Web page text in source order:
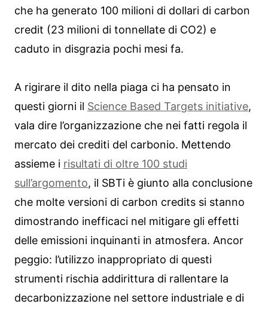
che ha generato 100 milioni di dollari di carbon
credit (23 milioni di tonnellate di CO2) e
caduto in disgrazia pochi mesi fa.
A rigirare il dito nella piaga ci ha pensato in
questi giorni il Science Based Targets initiative,
vala dire l’organizzazione che nei fatti regola il
mercato dei crediti del carbonio. Mettendo
assieme i risultati di oltre 100 studi
sull’argomento, il SBTi è giunto alla conclusione
che molte versioni di carbon credits si stanno
dimostrando inefficaci nel mitigare gli effetti
delle emissioni inquinanti in atmosfera. Ancor
peggio: l’utilizzo inappropriato di questi
strumenti rischia addirittura di rallentare la
decarbonizzazione nel settore industriale e di